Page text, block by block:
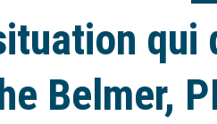
qui
Belmer,